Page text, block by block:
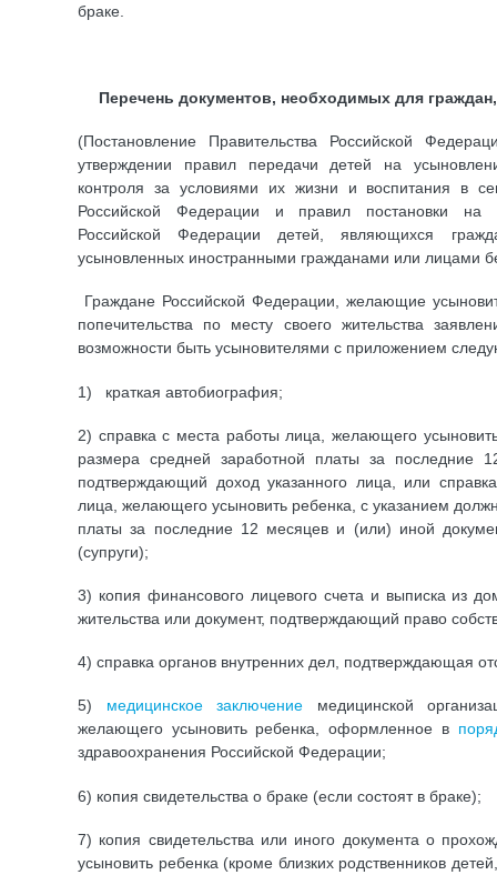
браке.
Перечень документов, необходимых для
(Постановление Правительства Российской
утверждении правил передачи детей на
контроля за условиями их жизни и воспитания в
Российской Федерации и правил постановки на
Российской Федерации детей, являющихся
усыновленных иностранными гражданами или лицами
Граждане Российской Федерации, желающие
попечительства по месту своего жительства
возможности быть усыновителями с приложением
1) краткая автобиография;
2) справка с места работы лица, желающего
размера средней заработной платы за последние
подтверждающий доход указанного лица, или
лица, желающего усыновить ребенка, с указанием
платы за последние 12 месяцев и (или) иной
(супруги);
3) копия финансового лицевого счета и выписка из
жительства или документ, подтверждающий право
4) справка органов внутренних дел, подтверждающая
5) медицинское заключение медицинской
желающего усыновить ребенка, оформленное в
здравоохранения Российской Федерации;
6) копия свидетельства о браке (если состоят в браке);
7) копия свидетельства или иного документа о
усыновить ребенка (кроме близких родственников